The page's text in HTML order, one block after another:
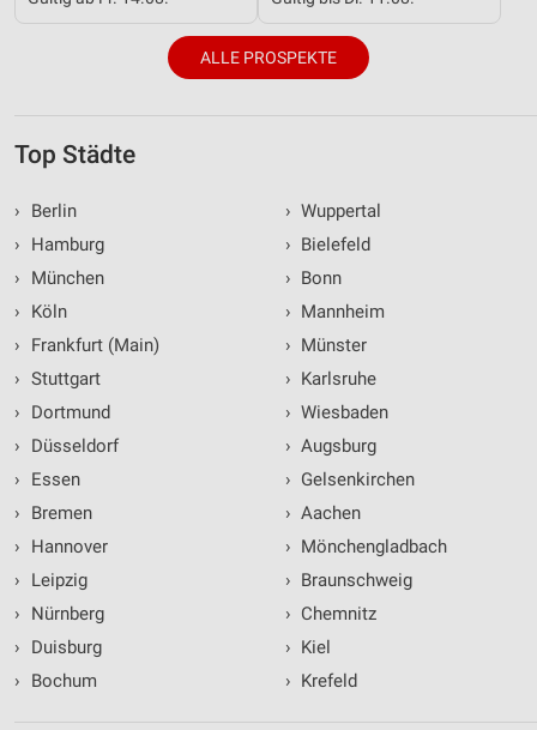
ALLE PROSPEKTE
Top Städte
›
Berlin
›
Hamburg
›
München
›
Köln
›
Frankfurt (Main)
› Stuttgart
›
Dortmund
›
Düsseldorf
›
Essen
›
Bremen
›
Hannover
›
Leipzig
›
Nürnberg
›
Duisburg
›
Bochum
› Wuppertal
› Bielefeld
› Bonn
› Mannheim
› Münster
› Karlsruhe
› Wiesbaden
› Augsburg
› Gelsenkirchen
› Aachen
› Mönchengladbach
› Braunschweig
› Chemnitz
› Kiel
› Krefeld